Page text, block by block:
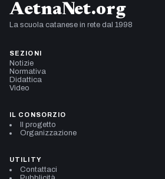
AetnaNet.org
La scuola catanese in rete dal 1998
SEZIONI
Notizie
Normativa
Didattica
Video
IL CONSORZIO
Il progetto
Organizzazione
UTILITY
Contattaci